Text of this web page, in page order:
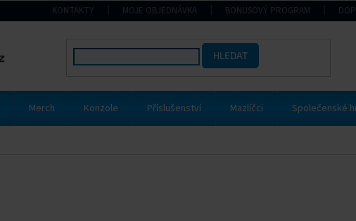
KONTAKTY MOJE OBJEDNÁVKA BONUSOVÝ PROGRAM
HLEDAT
Merch Konzole Příslušenství Mazlíčci Společenské